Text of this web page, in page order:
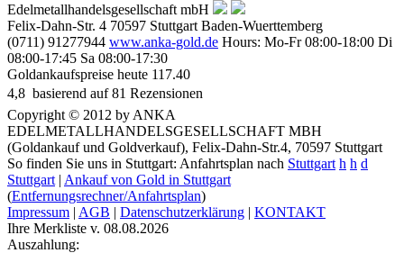
Edelmetallhandelsgesellschaft mbH
Felix-Dahn-Str. 4 70597 Stuttgart Baden-Wuerttemberg
(0711) 91277944 www.anka-gold.de Hours: Mo-Fr 08:00-18:00 Di
08:00-17:45 Sa 08:00-17:30
Goldankaufspreise heute 117.40
4,8  basierend auf81 Rezensionen
Copyright © 2012 by ANKA
EDELMETALLHANDELSGESELLSCHAFT MBH
(Goldankauf und Goldverkauf), Felix-Dahn-Str.4, 70597 Stuttgart
So finden Sie uns in Stuttgart: Anfahrtsplan nach Stuttgart h h d
Stuttgart | Ankauf von Gold in Stuttgart
(Entfernungsrechner/Anfahrtsplan)
Impressum | AGB | Datenschutzerklärung | KONTAKT
Ihre Merkliste v. 08.08.2026
Auszahlung: